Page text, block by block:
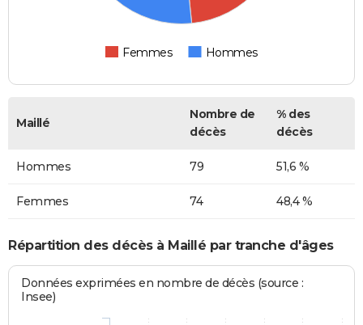
Femmes Hommes
Maillé
Nombre de
décès
% des
décès
Hommes 79 51,6 %
Femmes 74 48,4 %
Répartition des décès à Maillé par tranche d'âges
Données exprimées en nombre de décès (source :
Insee)